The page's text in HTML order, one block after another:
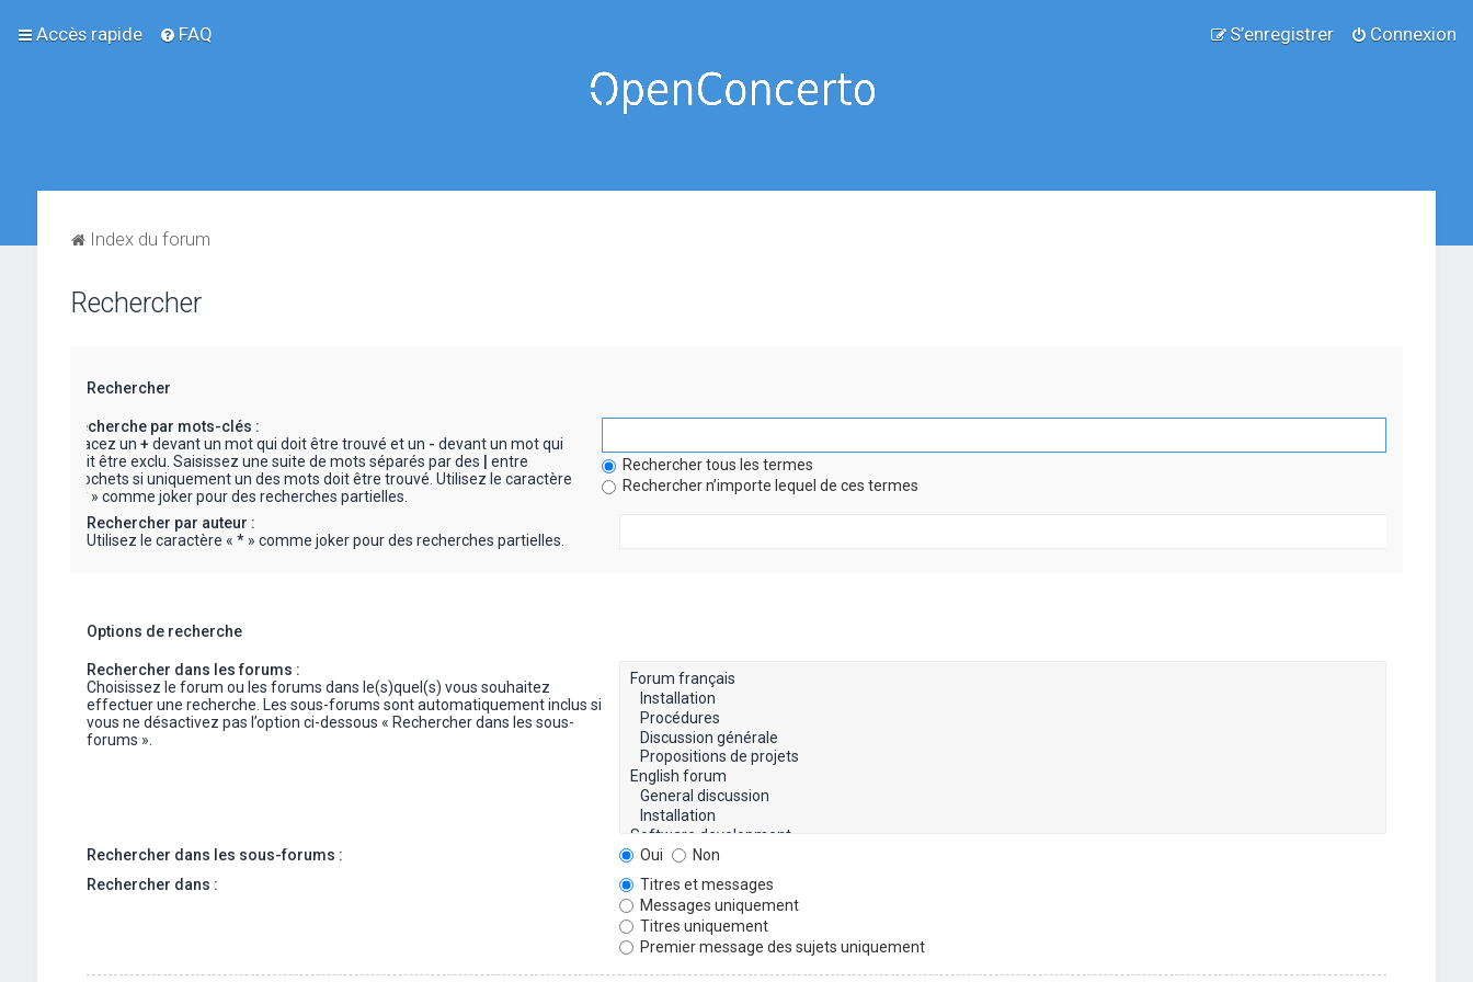
Accès rapide FAQ Connexion
S’enregistrer
Index du forum
Rechercher
Rechercher
Recherche par mots-clés :
Placez un + devant un mot qui doit être trouvé et un - devant un mot qui
doit être exclu. Saisissez une suite de mots séparés par des
entre
crochets si uniquement un des mots doit être trouvé. Utilisez le caractère
« * » comme joker pour des recherches partielles.
Rechercher tous les termes
Rechercher n’importe lequel de ces termes
Rechercher par auteur :
Utilisez le caractère « * » comme joker pour des recherches partielles.
Options de recherche
Rechercher dans les forums :
Choisissez le forum ou les forums dans le(s)quel(s) vous souhaitez
effectuer une recherche. Les sous-forums sont automatiquement inclus si
vous ne désactivez pas l’option ci-dessous « Rechercher dans les sous-
forums ».
Rechercher dans les sous-forums : Oui
Non
Rechercher dans :
Titres et messages
Messages uniquement
Titres uniquement
Premier message des sujets uniquement